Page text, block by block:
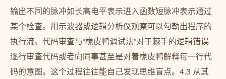
输出不同的脉冲如长高电平表示进入函数短脉冲表示通过
某个检查。用示波器或逻辑分析仪观察可以勾勒出程序的
执行流。代码审查与“橡皮鸭调试法”对于棘手的逻辑错误
逐行审查代码或者向同事甚至是对着橡皮鸭解释每一行代
码的意图。这个过程往往能自己发现思维盲点。4.3 从其